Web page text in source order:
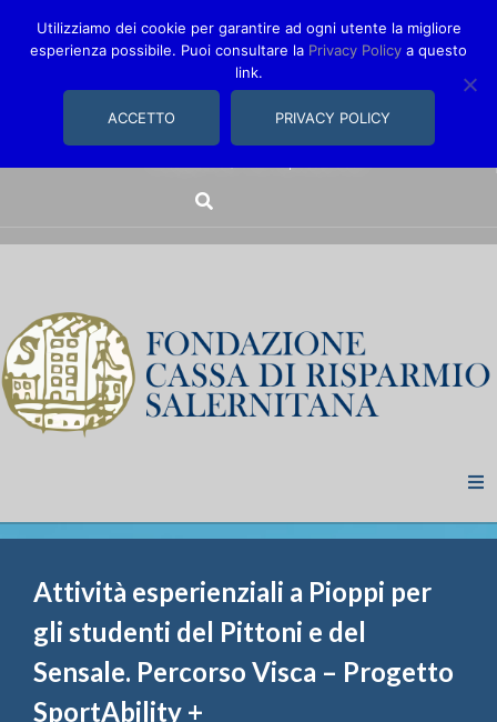
comunica@fondazionecarisal.it089 230611
Fondazione
Attività
Contributi
Attività esperienziali a Pioppi per
gli studenti del Pittoni e del
Sensale. Percorso Visca – Progetto
SportAbility +
Utilizziamo dei cookie per garantire ad ogni utente la migliore
esperienza possibile. Puoi consultare la Privacy Policy a questo
link.
ACCETTO PRIVACY POLICY